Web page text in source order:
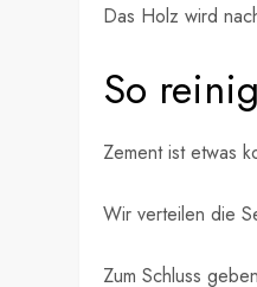
Das Holz wird
So
Zement ist etwas
Wir verteilen die
Zum Schluss